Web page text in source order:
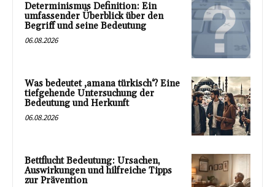
Determinismus Definition: Ein
umfassender Überblick über den
Begriff und seine Bedeutung
06.08.2026
Was bedeutet ‚amana türkisch‘? Eine
tiefgehende Untersuchung der
Bedeutung und Herkunft
06.08.2026
Bettflucht Bedeutung: Ursachen,
Auswirkungen und hilfreiche Tipps
zur Prävention